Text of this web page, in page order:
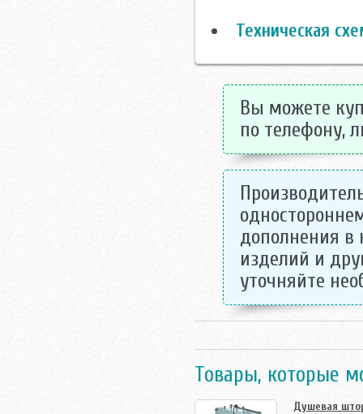
Техническая
Вы можете
по телефону,
дополнения
изделий и
уточняйте
Товары, которые
Душевая